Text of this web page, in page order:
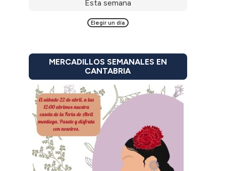
Esta semana
Elegir un día
MERCADILLOS SEMANALES EN
CANTABRIA